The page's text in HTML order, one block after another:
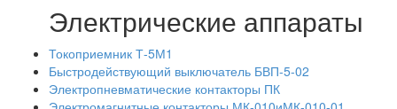
Электрические аппараты
Токоприемник Т-5М1
Быстродействующий выключатель БВП-5-02
Электропневматические контакторы ПК